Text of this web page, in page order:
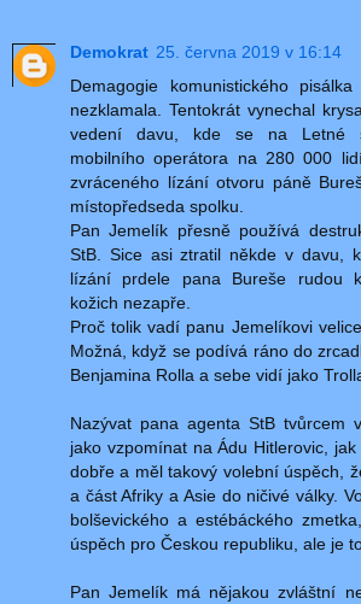
Demokrat 25. června 2019 v 16:14
Demagogie komunistického
nezklamala. Tentokrát vynechal
vedení davu, kde se na Letné
mobilního operátora na 280 000
zvráceného lízání otvoru páně
místopředseda spolku.
Pan Jemelík přesně používá
StB. Sice asi ztratil někde v davu,
lízání prdele pana Bureše rudou
kožich nezapře.
Proč tolik vadí panu Jemelíkovi
Možná, když se podívá ráno do
Benjamina Rolla a sebe vidí jako
Nazývat pana agenta StB tvůrcem
jako vzpomínat na Ádu Hitlerovic,
dobře a měl takový volební úspěch,
a část Afriky a Asie do ničivé války.
bolševického a estébáckého
úspěch pro Českou republiku, ale je
Pan Jemelík má nějakou zvláštní